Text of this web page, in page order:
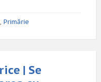
, Primărie
| Se